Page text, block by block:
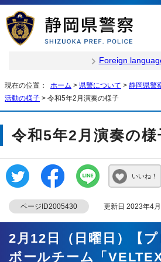
Foreign
現在の位置： ホーム > 県警について > 静岡県警
活動の様子 > 令和5年2月演奏の様子
令和5年2月演奏の様
いいね！
ページID2005430 更新日 2023年4月
2月12日（日曜日）【
ボールチーム「